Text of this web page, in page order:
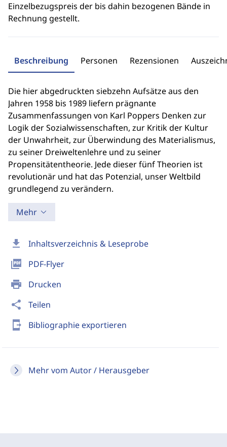
download Inhaltsverzeichnis & Leseprobe
picture_as_pdf PDF-Flyer
print Drucken
share Teilen
send_to_mobile Bibliographie exportieren
Mehr vom Autor / Herausgeber
Einzelbezugspreis der bis dahin bezogenen Bände in
Rechnung gestellt.
Beschreibung Personen Rezensionen
Die hier abgedruckten siebzehn Aufsätze aus den
Jahren 1958 bis 1989 liefern prägnante
Zusammenfassungen von Karl Poppers Denken zur
Logik der Sozialwissenschaften, zur Kritik der Kultur
der Unwahrheit, zur Überwindung des Materialismus,
zu seiner Dreiweltenlehre und zu seiner
Propensitätentheorie. Jede dieser fünf Theorien ist
revolutionär und hat das Potenzial, unser Weltbild
grundlegend zu verändern.
Mehr